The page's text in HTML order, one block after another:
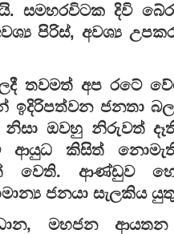
සමහරවිටක දිවි
පිරිස්, අවශ්‍ය
තවමත් අප රටේ
ජනතා
ඔවහු නිරුවත්
ආයුධ කිසිත්
වෙති. ආණ්ඩුව
ජනයා සැලකිය
මහජන